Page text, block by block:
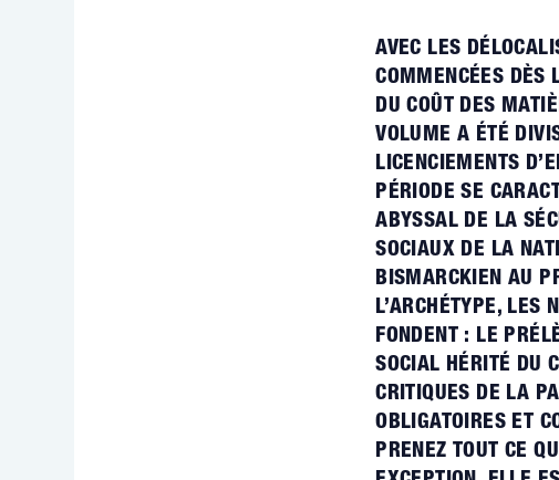
AVEC LES
COMMENCÉES DÈS
DU COÛT DES
VOLUME A ÉTÉ
LICENCIEMENTS
PÉRIODE SE
ABYSSAL DE LA
SOCIAUX DE LA
BISMARCKIEN AU
L’ARCHÉTYPE, LES
FONDENT : LE
SOCIAL HÉRITÉ DU
CRITIQUES DE LA
OBLIGATOIRES ET
PRENEZ TOUT CE